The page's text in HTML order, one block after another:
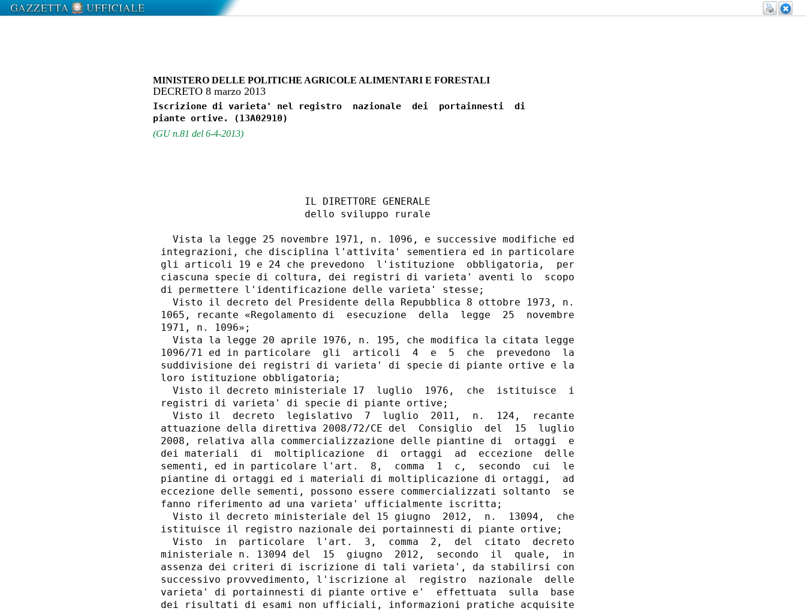
MINISTERO DELLE POLITICHE AGRICOLE ALIMENTARI E FORESTALI
DECRETO 8 marzo 2013
Iscrizione di varieta' nel registro  nazionale  dei  portainnesti  di
(GU n.81 del 6-4-2013)
                        IL DIRETTORE GENERALE
                        dello sviluppo rurale
  Vista la legge 25 novembre 1971, n. 1096, e successive modifiche ed
integrazioni, che disciplina l'attivita' sementiera ed in particolare
gli articoli 19 e 24 che prevedono  l'istituzione  obbligatoria,  per
ciascuna specie di coltura, dei registri di varieta' aventi lo  scopo
di permettere l'identificazione delle varieta' stesse;
  Visto il decreto del Presidente della Repubblica 8 ottobre 1973, n.
1065, recante «Regolamento di  esecuzione  della  legge  25  novembre
1971, n. 1096»;
  Vista la legge 20 aprile 1976, n. 195, che modifica la citata legge
1096/71 ed in particolare  gli  articoli  4  e  5  che  prevedono  la
suddivisione dei registri di varieta' di specie di piante ortive e la
loro istituzione obbligatoria;
  Visto il decreto ministeriale 17  luglio  1976,  che  istituisce  i
registri di varieta' di specie di piante ortive;
  Visto il  decreto  legislativo  7  luglio  2011,  n.  124,  recante
attuazione della direttiva 2008/72/CE del  Consiglio  del  15  luglio
2008, relativa alla commercializzazione delle piantine di  ortaggi  e
dei materiali  di  moltiplicazione  di  ortaggi  ad  eccezione  delle
sementi, ed in particolare l'art.  8,  comma  1  c,  secondo  cui  le
piantine di ortaggi ed i materiali di moltiplicazione di ortaggi,  ad
eccezione delle sementi, possono essere commercializzati soltanto  se
fanno riferimento ad una varieta' ufficialmente iscritta;
  Visto il decreto ministeriale del 15 giugno  2012,  n.  13094,  che
istituisce il registro nazionale dei portainnesti di piante ortive;
  Visto  in  particolare  l'art.  3,  comma  2,  del  citato  decreto
ministeriale n. 13094 del  15  giugno  2012,  secondo  il  quale,  in
assenza dei criteri di iscrizione di tali varieta', da stabilirsi con
successivo provvedimento, l'iscrizione al  registro  nazionale  delle
varieta' di portainnesti di piante ortive e'  effettuata  sulla  base
dei risultati di esami non ufficiali, informazioni pratiche acquisite